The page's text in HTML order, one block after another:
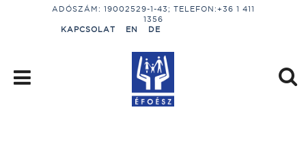
ADÓSZÁM: 19002529-1-43; TELEFON:+36 1 411
1356
KAPCSOLAT
EN DE